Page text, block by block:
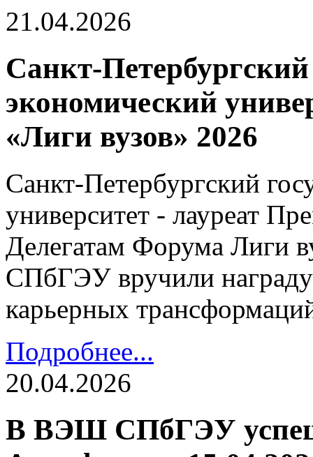
21.04.2026
Санкт-
экономический
«Лиги вузов» 2026
Санкт-Петербургский
университет - лауреат
Делегатам Форума Лиги
СПбГЭУ вручили
карьерных
Подробнее...
20.04.2026
В ВЭШ СПбГЭУ